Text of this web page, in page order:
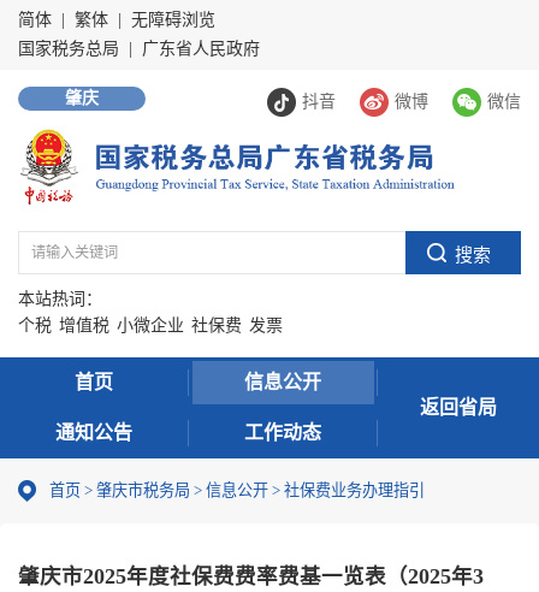
简体 繁体
无障碍浏览
国家税务总局
广东省人民政府
抖音 微博 微信
肇庆
本站热词：
个税 增值税 小微企业 社保费 发票
首页 信息公开
通知公告 工作动态
返回省局
首页 > 肇庆市税务局 > 信息公开 > 社保费业务办理指引
肇庆市2025年度社保费费率费基一览表（2025年3